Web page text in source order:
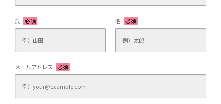
氏 必須 名 必須
メールアドレス 必須